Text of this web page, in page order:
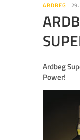
ARDBEG
Ardbeg
Power!